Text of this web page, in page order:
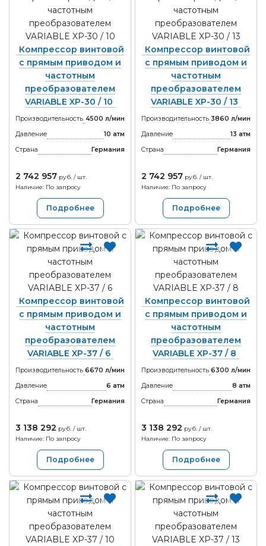
Компрессор винтовой
с прямым приводом и
частотным
преобразователем
VARIABLE XP-30 / 10
Производительность 4500 л/мин
Давление
10 атм
Страна
Германия
2 742 957 руб. / шт.
Наличие: По запросу
Подробнее
Компрессор винтовой
с прямым приводом и
частотным
преобразователем
VARIABLE XP-30 / 13
Производительность 3860 л/мин
Давление
13 атм
Страна
Германия
2 742 957 руб. / шт.
Наличие: По запросу
Подробнее
Компрессор винтовой
с прямым приводом и
частотным
преобразователем
VARIABLE XP-37 / 6
Производительность 6670 л/мин
Давление
6 атм
Страна
Германия
3 138 292 руб. / шт.
Наличие: По запросу
Подробнее
Компрессор винтовой
с прямым приводом и
частотным
преобразователем
VARIABLE XP-37 / 8
Производительность 6300 л/мин
Давление
8 атм
Страна
Германия
3 138 292 руб. / шт.
Наличие: По запросу
Подробнее